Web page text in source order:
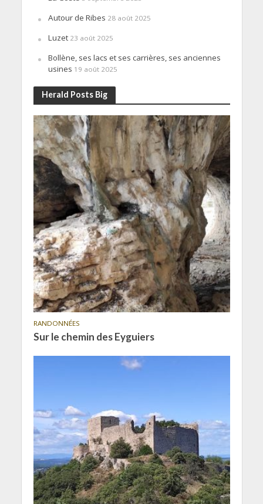
Autour de Ribes 28 août 2025
Luzet 23 août 2025
Bollène, ses lacs et ses carrières, ses anciennes
usines 19 août 2025
Herald Posts Big
RANDONNÉES
Sur le chemin des Eyguiers